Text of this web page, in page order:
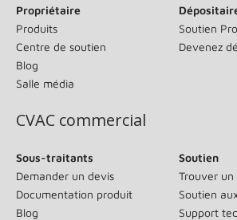
Propriétaire
Produits
Centre de soutien
Blog
Salle média
Soutien
Devenez
CVAC commercial
Sous-traitants
Demander un devis
Documentation produit
Blog
Soutien
Trouver
Soutien
Support